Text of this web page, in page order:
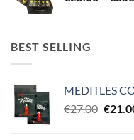
BEST SELLING
MEDITLES
€27.00 €